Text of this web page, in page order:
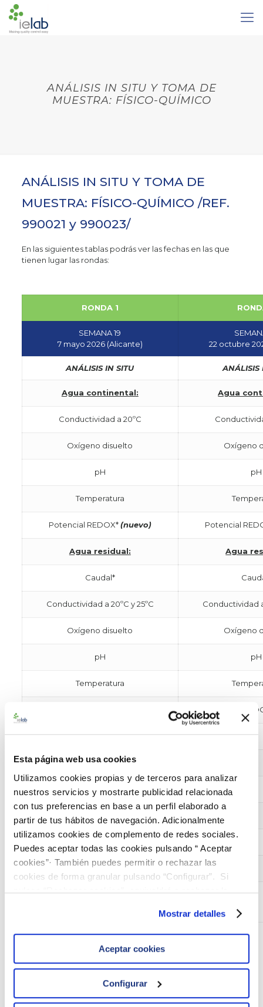
Esta página web usa cookies
Utilizamos cookies propias y de terceros para analizar
nuestros servicios y mostrarte publicidad relacionada
con tus preferencias en base a un perfil elaborado a
partir de tus hábitos de navegación. Adicionalmente
utilizamos cookies de complemento de redes sociales.
Puedes aceptar todas las cookies pulsando “ Aceptar
cookies”· También puedes permitir o rechazar las
cookies de forma granular pulsando “Configurar”. Si
pulsas “Rechazar cookies”, equivaldrá a rechazar la
son indispensables para que el sitio web funcione y que
por tanto no se pueden desactivar. Puedes consultar
más información en nuestraPolítica de Cookies
Mostrar detalles
Aceptar cookies
Configurar
ANÁLISIS IN SITU Y TOMA DE
MUESTRA: FÍSICO-QUÍMICO
ANÁLISIS IN SITU Y TOMA DE
MUESTRA: FÍSICO-QUÍMICO /REF.
990021 y 990023/
En las siguientes tablas podrás ver las fechas en las que
tienen lugar las rondas:
RONDA 1
SEMANA 19
7 mayo 2026 (Alicante)
22 octubre
ANÁLISIS IN SITU ANÁLISIS
Agua continental: Agua
Conductividad a 20ºC
Oxígeno disuelto Oxígeno
pH pH
Temperatura
Potencial REDOX*(nuevo) Potencial
Agua residual: Agua
Caudal*
Conductividad a 20ºC y 25ºC Conductividad
Oxígeno disuelto Oxígeno
pH pH
Temperatura
Potencial
Agua marina:
Conductividad a 25ºC
Oxígeno disuelto
pH
Temperatura
Potencial REDOX*(nuevo)
TOMA DE MUESTRA:
* El parámetro y las actividades marcadas con un
ENAC.
Las matrices y parámetros para el ejercicio de
toma de muestra serán definidos en las instrucciones de